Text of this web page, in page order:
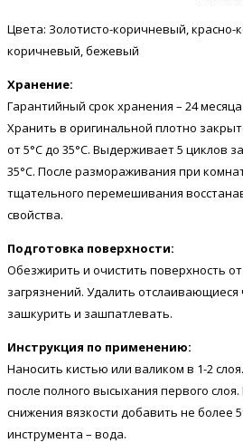
Цвета: Золотисто-коричневый,
коричневый, бежевый
Хранение:
Гарантийный срок хранения – 24
Хранить в оригинальной плотно
от 5°С до 35°С. Выдерживает 5 циклов
35°С. После размораживания при
тщательного перемешивания
свойства.
Подготовка поверхности:
Обезжирить и очистить поверхность
загрязнений. Удалить отслаивающиеся
зашкурить и зашпатлевать.
Инструкция по применению:
Наносить кистью или валиком в 1-2
после полного высыхания первого
снижения вязкости добавить не более
инструмента – вода.